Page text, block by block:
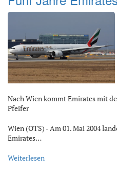
Nach Wien kommt Emirates mit
Pfeifer
Wien (OTS) - Am 01. Mai 2004
Emirates…
Weiterlesen